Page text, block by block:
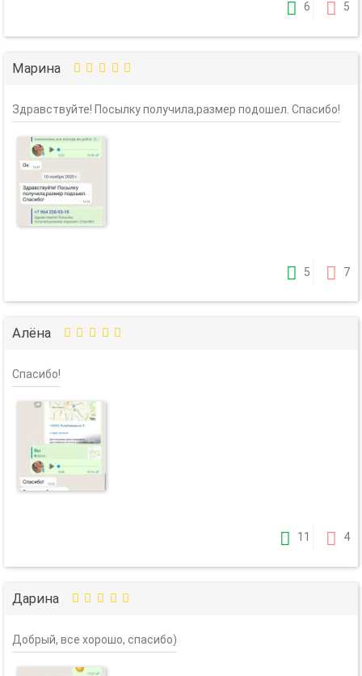
6 5
Марина
Здравствуйте! Посылку получила,размер подошел. Спасибо!
5 7
Алёна
Спасибо!
11 4
Дарина
Добрый, все хорошо, спасибо)